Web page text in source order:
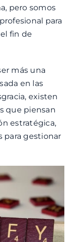
pero somos
para
fin de
más una
en las
existen
que piensan
estratégica,
para gestionar